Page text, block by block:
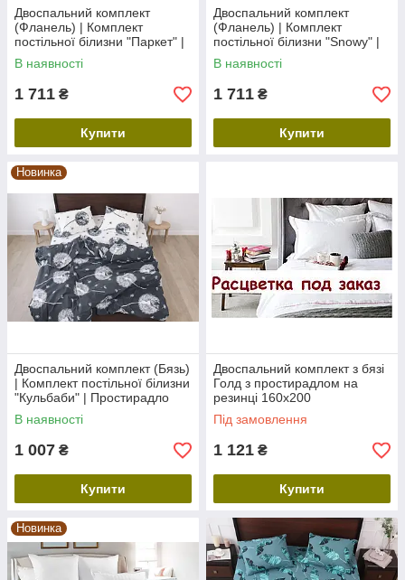
Двоспальний комплект
(Фланель) | Комплект
постільної білизни "Паркет" |
Простирадло 200х220 см
В наявності
1 711 ₴
Купити
Двоспальний комплект
(Фланель) | Комплект
постільної білизни "Snowy" |
Простирадло 200х220 см
В наявності
1 711 ₴
Купити
Новинка
Двоспальний комплект (Бязь)
| Комплект постільної білизни
"Кульбаби" | Простирадло
200х220 см
В наявності
1 007 ₴
Купити
Двоспальний комплект з бязі
Голд з простирадлом на
резинці 160х200
Під замовлення
1 121 ₴
Купити
Новинка